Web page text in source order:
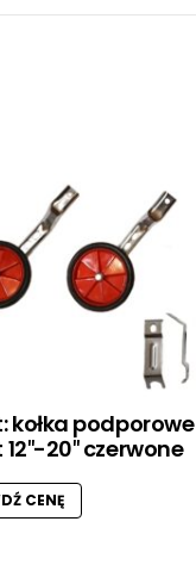
kołka podporowe
20″ czerwone
CENĘ